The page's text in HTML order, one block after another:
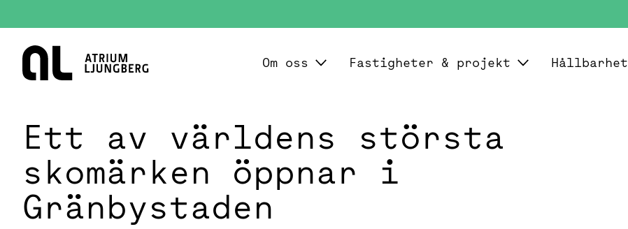
Hem
Om oss Fastigheter & projekt Hållbarhet
Ett av världens största
skomärken öppnar i
Gränbystaden